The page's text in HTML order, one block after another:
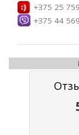
+375 25
+375 44